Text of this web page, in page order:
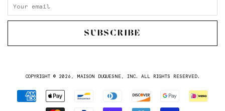
SUBSCRIBE
COPYRIGHT © 2026, MAISON DUQUESNE, INC. ALL RIGHTS RESERVED.
Payment
icons